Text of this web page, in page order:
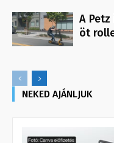
A
öt
NEKED AJÁNLJUK